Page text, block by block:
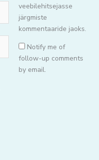
veebilehitsejasse
järgmiste
kommentaaride jaoks.
Notify me of
follow-up comments
by email.